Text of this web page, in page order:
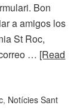
Bon
a amigos los
St Roc,
… [Read
, Notícies Sant